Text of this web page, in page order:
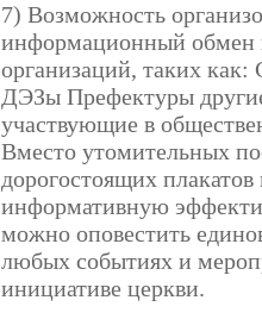
7) Возможность
информационный обмен
организаций, таких
ДЭЗы Префектуры
участвующие в
Вместо утомительных
дорогостоящих
информативную
можно оповестить
любых событиях и
инициативе церкви.